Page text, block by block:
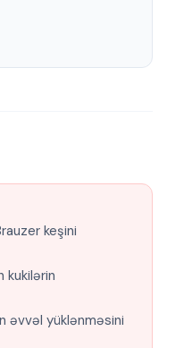
keşini
kukilərin
əvvəl yüklənməsini